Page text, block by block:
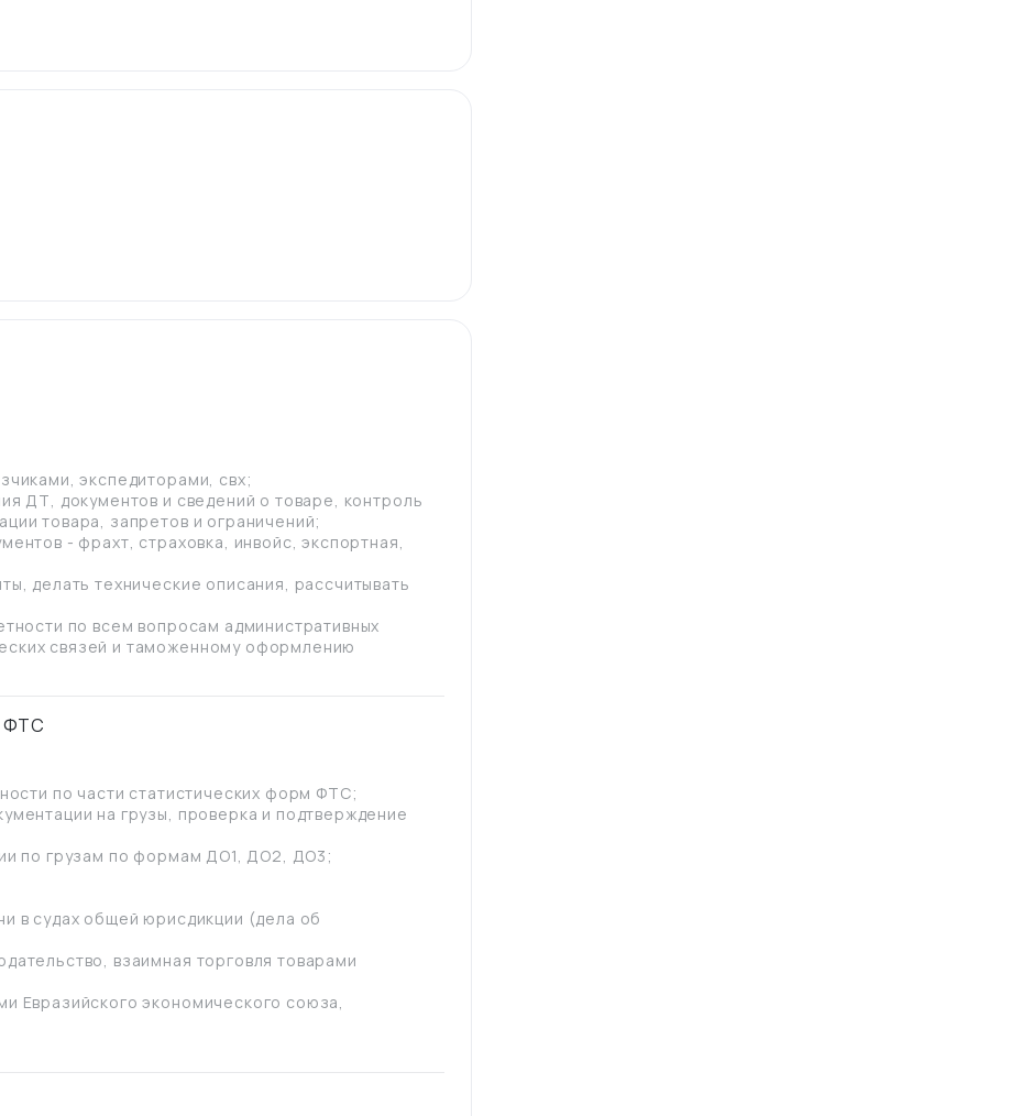
экспедиторами, свх;
ДТ, документов и сведений о товаре, контроль
товара, запретов и ограничений;
- фрахт, страховка, инвойс, экспортная,
делать технические описания, рассчитывать
по всем вопросам административных
связей и таможенному оформлению
ФТС
по части статистических форм ФТС;
на грузы, проверка и подтверждение
по грузам по формам ДО1, ДО2, ДО3;
в судах общей юрисдикции (дела об
взаимная торговля товарами
Евразийского экономического союза,